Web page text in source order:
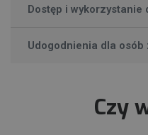
Dostęp i wykorzystanie
Udogodnienia dla osób
Czy